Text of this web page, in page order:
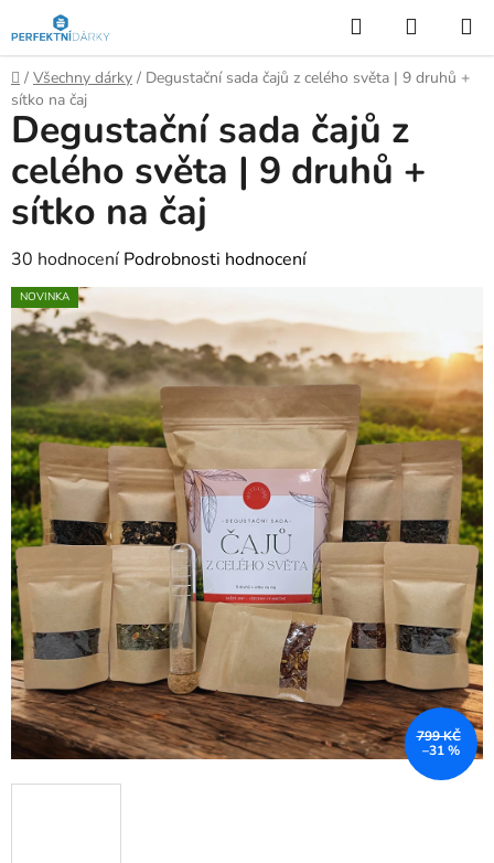
na
obsah
Hledat
KOŠÍK
Domů
/ Všechny dárky / Degustační sada čajů z celého světa | 9 druhů +
sítko na čaj
Degustační sada čajů z
celého světa | 9 druhů +
sítko na čaj
Průměrné
hodnocení
produktu
5,0
z
5
hvězdiček.
30 hodnocení Podrobnosti hodnocení
NOVINKA
799 KČ
–31 %